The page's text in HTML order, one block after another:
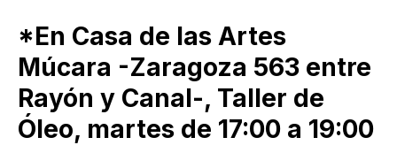
*En Casa de las Artes
Múcara -Zaragoza 563 entre
Rayón y Canal-, Taller de
Óleo, martes de 17:00 a 19:00